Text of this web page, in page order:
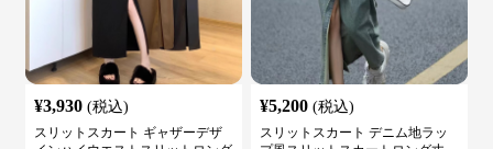
¥3,930 (税込)
スリットスカート ギャザーデザ
¥5,200 (税込)
スリットスカート デニム地ラッ